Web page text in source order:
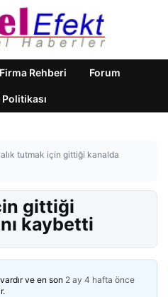
Firma Rehberi Forum
tutmak için gittiği kanalda
gittiği
kaybetti
ve en son 2 ay 4 hafta önce